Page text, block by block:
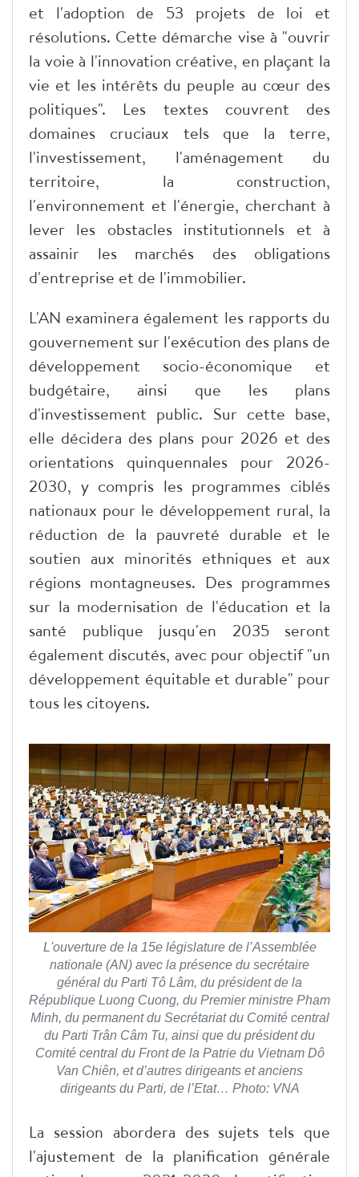
et l'adoption de 53 projets de loi et
résolutions. Cette démarche vise à "ouvrir
la voie à l'innovation créative, en plaçant la
vie et les intérêts du peuple au cœur des
politiques". Les textes couvrent des
domaines cruciaux tels que la terre,
l'investissement, l'aménagement du
territoire, la construction,
l'environnement et l'énergie, cherchant à
lever les obstacles institutionnels et à
assainir les marchés des obligations
d'entreprise et de l'immobilier.
L'AN examinera également les rapports du
gouvernement sur l'exécution des plans de
développement socio-économique et
budgétaire, ainsi que les plans
d'investissement public. Sur cette base,
elle décidera des plans pour 2026 et des
orientations quinquennales pour 2026-
2030, y compris les programmes ciblés
nationaux pour le développement rural, la
réduction de la pauvreté durable et le
soutien aux minorités ethniques et aux
régions montagneuses. Des programmes
sur la modernisation de l'éducation et la
santé publique jusqu'en 2035 seront
également discutés, avec pour objectif "un
développement équitable et durable" pour
tous les citoyens.
L'ouverture de la 15e législature de l’Assemblée
nationale (AN) avec la présence du secrétaire
général du Parti Tô Lâm, du président de la
République Luong Cuong, du Premier ministre Pham
Minh, du permanent du Secrétariat du Comité central
du Parti Trân Câm Tu, ainsi que du président du
Comité central du Front de la Patrie du Vietnam Dô
Van Chiên, et d’autres dirigeants et anciens
dirigeants du Parti, de l’Etat… Photo: VNA
La session abordera des sujets tels que
l'ajustement de la planification générale